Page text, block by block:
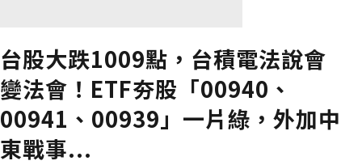
台股大跌1009點，台積電法說會
變法會！ETF夯股「00940、
00941、00939」一片綠，外加中
東戰事...